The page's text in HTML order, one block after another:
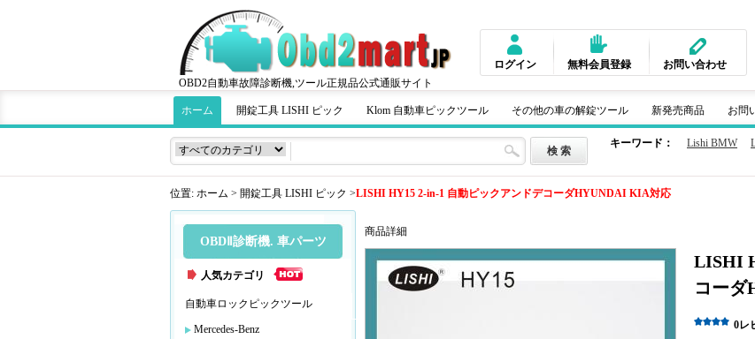
OBD2自動車故障診断機,ツール正規品公式通販サイト
ログイン 無料会員登録 お問い合わせ
ホーム 開錠工具 LISHI ピック Klom 自動車ピックツール その他の車の解錠ツール 新発売商品 お問
キーワード： Lishi BMW
位置: ホーム > 開錠工具 LISHI ピック >LISHI HY15 2-in-1 自動ピックアンドデコーダHYUNDAI KIA対応
OBDⅡ診断機. 車パーツ
人気カテゴリ
自動車ロックピックツール
Mercedes-Benz
商品詳細
LISHI
コー
0レ